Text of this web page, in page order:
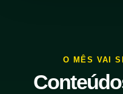
O MÊS VAI